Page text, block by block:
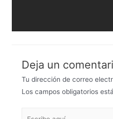
Deja un
Tu dirección de correo
Los campos obligatorios